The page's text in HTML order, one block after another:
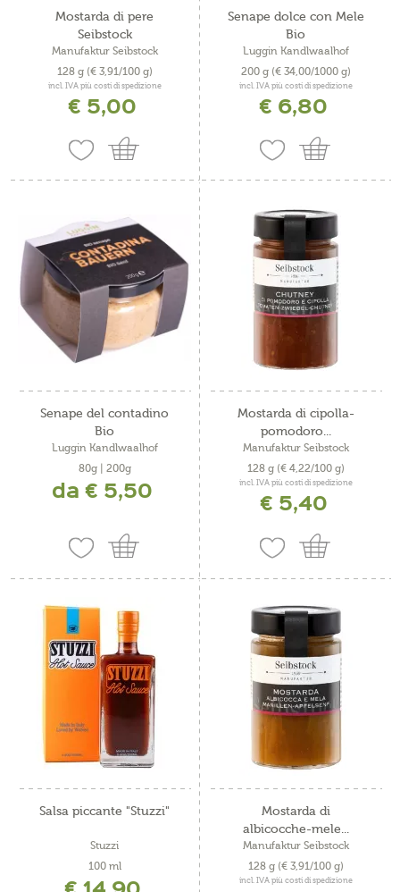
Mostarda di pere
Seibstock
Manufaktur Seibstock
128 g (€ 3,91/100 g)
incl. IVA più costi di spedizione
€ 5,00
Senape dolce con Mele
Bio
Luggin Kandlwaalhof
200 g (€ 34,00/1000 g)
incl. IVA più costi di spedizione
€ 6,80
Senape del contadino
Bio
Luggin Kandlwaalhof
80g | 200g
da € 5,50
Mostarda di cipolla-
pomodoro...
Manufaktur Seibstock
128 g (€ 4,22/100 g)
incl. IVA più costi di spedizione
€ 5,40
Salsa piccante "Stuzzi"
Stuzzi
100 ml
Mostarda di
albicocche-mele...
Manufaktur Seibstock
128 g (€ 3,91/100 g)
incl. IVA più costi di spedizione